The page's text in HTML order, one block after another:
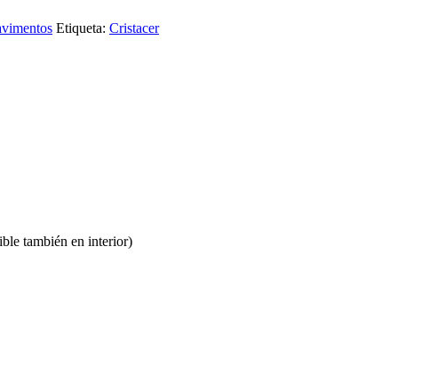
Etiqueta: Cristacer
también en interior)